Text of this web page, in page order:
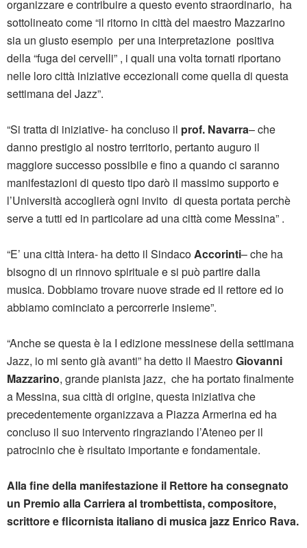
organizzare e contribuire a questo evento straordinario, ha
sottolineato come “il ritorno in città del maestro Mazzarino
sia un giusto esempio per una interpretazione positiva
della “fuga dei cervelli” , i quali una volta tornati riportano
nelle loro città iniziative eccezionali come quella di questa
settimana del Jazz”.
“Si tratta di iniziative- ha concluso il prof. Navarra– che
danno prestigio al nostro territorio, pertanto auguro il
maggiore successo possibile e fino a quando ci saranno
manifestazioni di questo tipo darò il massimo supporto e
l’Università accoglierà ogni invito di questa portata perchè
serve a tutti ed in particolare ad una città come Messina” .
“E’ una città intera- ha detto il SindacoAccorinti– che ha
bisogno di un rinnovo spirituale e si può partire dalla
musica. Dobbiamo trovare nuove strade ed il rettore ed io
abbiamo cominciato a percorrerle insieme”.
“Anche se questa è la I edizione messinese della settimana
Jazz, io mi sento già avanti” ha detto il MaestroGiovanni
Mazzarino, grande pianista jazz, che ha portato finalmente
a Messina, sua città di origine, questa iniziativa che
precedentemente organizzava a Piazza Armerina ed ha
concluso il suo intervento ringraziando l’Ateneo per il
patrocinio che è risultato importante e fondamentale.
Alla fine della manifestazione il Rettore ha consegnato
un Premio alla Carriera al trombettista, compositore,
scrittore e flicornista italiano di musica jazz Enrico Rava.